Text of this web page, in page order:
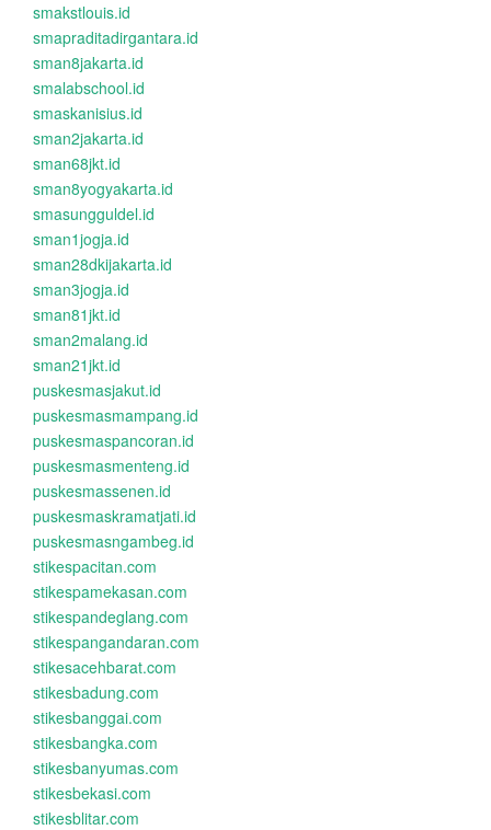
smakstlouis.id
smapraditadirgantara.id
sman8jakarta.id
smalabschool.id
smaskanisius.id
sman2jakarta.id
sman68jkt.id
sman8yogyakarta.id
smasungguldel.id
sman1jogja.id
sman28dkijakarta.id
sman3jogja.id
sman81jkt.id
sman2malang.id
sman21jkt.id
puskesmasjakut.id
puskesmasmampang.id
puskesmaspancoran.id
puskesmasmenteng.id
puskesmassenen.id
puskesmaskramatjati.id
puskesmasngambeg.id
stikespacitan.com
stikespamekasan.com
stikespandeglang.com
stikespangandaran.com
stikesacehbarat.com
stikesbadung.com
stikesbanggai.com
stikesbangka.com
stikesbanyumas.com
stikesbekasi.com
stikesblitar.com